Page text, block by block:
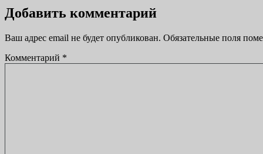
Добавить комментарий
Ваш адрес email не будет опубликован. Обязательные поля
Комментарий *